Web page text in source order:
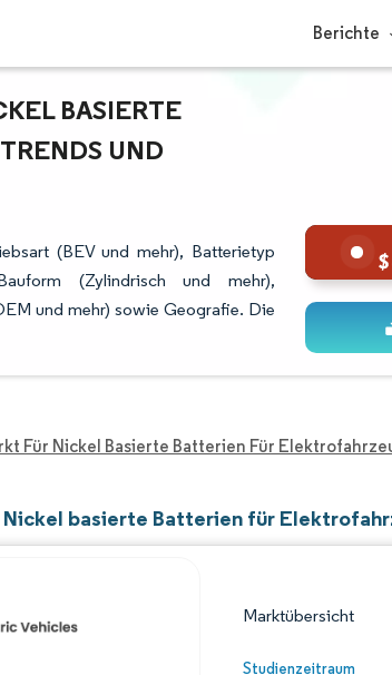
Berichte
BASIERTE B
UND P
(BEV und mehr), Batterietyp
(Zylindrisch und mehr),
und mehr) sowie Geografie. Die
Für Nickel Basierte Batterien Für
basierte Batterien für
Marktübersicht
Studienzeitraum